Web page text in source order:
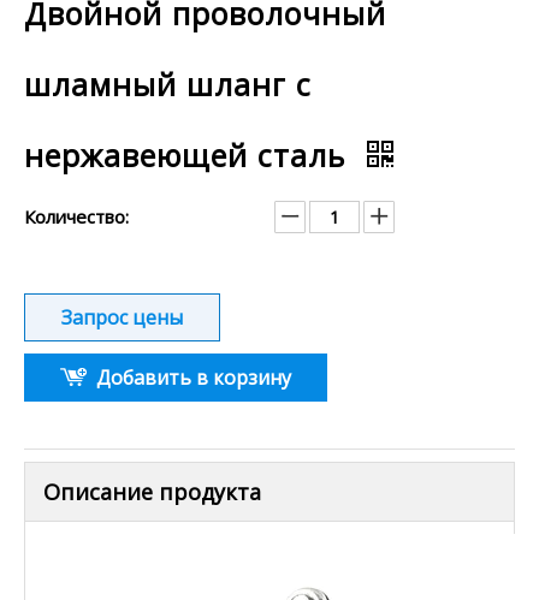
Двойной проволочный
шламный шланг с
нержавеющей сталь
Количество:
Запрос цены
Добавить в корзину
Описание продукта